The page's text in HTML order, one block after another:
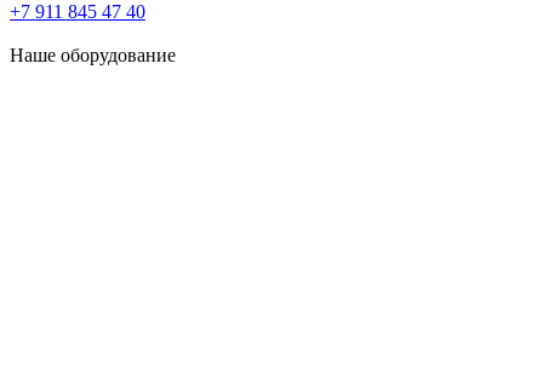
+7 911 845 47 40
Наше оборудование